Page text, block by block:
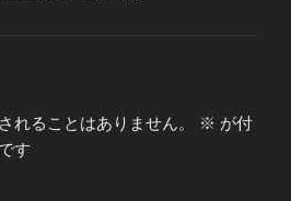
れることはありません。 ※ が付
す